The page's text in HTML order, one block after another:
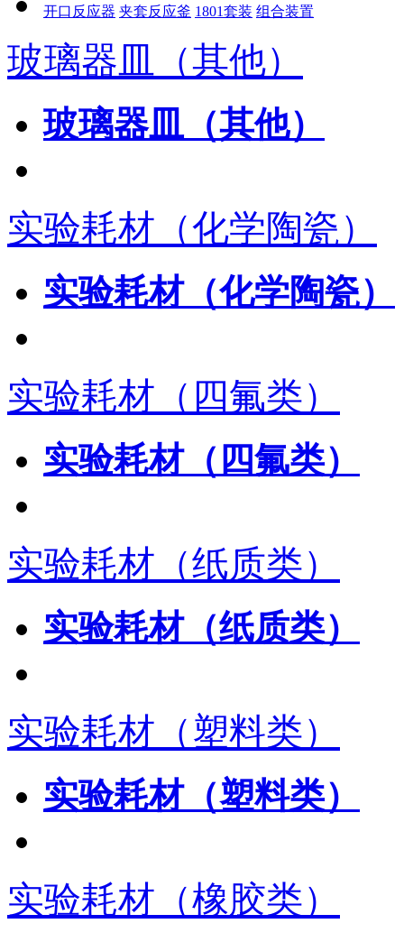
开口反应器 夹套反应釜 1801套装 组合装置
玻璃器皿（其他）
玻璃器皿（其他）
实验耗材（化学陶瓷）
实验耗材（化学陶瓷）
实验耗材（四氟类）
实验耗材（四氟类）
实验耗材（纸质类）
实验耗材（纸质类）
实验耗材（塑料类）
实验耗材（塑料类）
实验耗材（橡胶类）